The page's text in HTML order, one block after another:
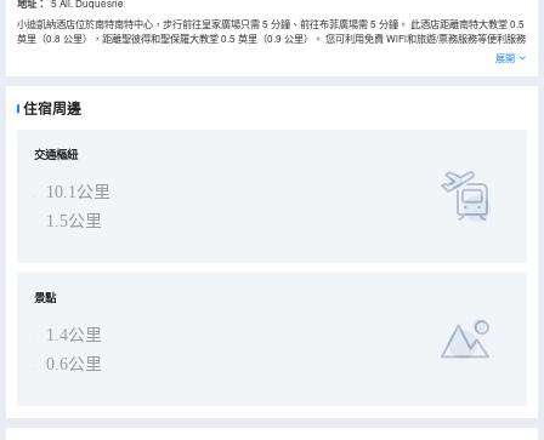
地址：
5 All. Duquesne
小迪凱納酒店位於南特南特中心，步行前往皇家廣場只需 5 分鐘、前往布菲廣場需 5 分鐘。 此酒店距離南特大教堂 0.5
英里（0.8 公里），距離聖彼得和聖保羅大教堂 0.5 英里（0.9 公里）。 您可利用免費 WiFi和旅遊/票務服務等便利服務
和設施。 每天 07:00 至 09:30 提供收費的歐陸式早餐。 特色服務/設施包括大堂免費報紙和行李寄存。 酒店有 19 間客
房，提供平板電視。提供免費無線網絡，方便您與朋友保持聯繫。配備淋浴設施的私人浴室提供免費洗浴用品和吹風
展開
住宿周邊
交通樞紐
10.1公里
1.5公里
景點
1.4公里
0.6公里